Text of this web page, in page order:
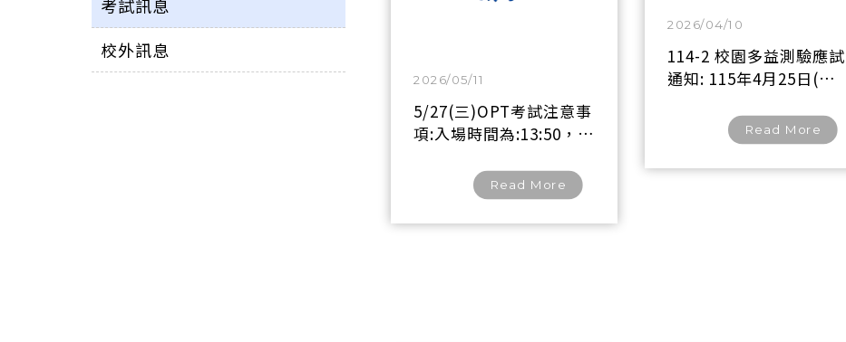
考試訊息
校外訊息
2026/05/11
5/27(三)OPT考試注意事
項:入場時間為:13:50，測
(77分鐘)
Read More
2026/04/10
114-2 校園多益測驗應試
通知: 115年4月25日(六)
學院-2F-215、217
Read More